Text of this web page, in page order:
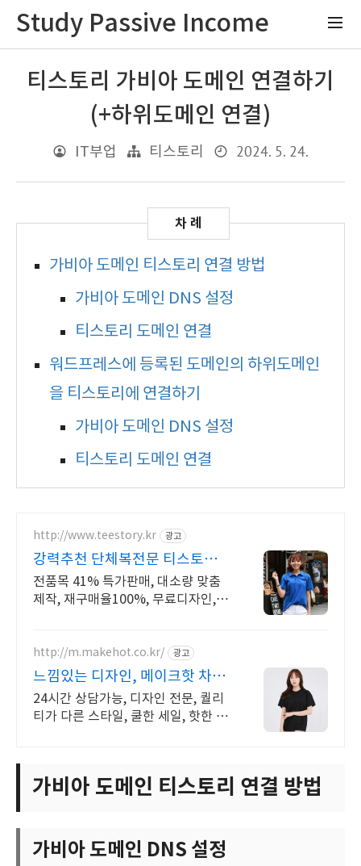
Study Passive Income
티스토리 가비아 도메인 연결하기
(+하위도메인 연결)
IT부업 티스토리 2024. 5. 24.
가비아 도메인 티스토리 연결 방법
가비아 도메인 DNS 설정
티스토리 도메인 연결
워드프레스에 등록된 도메인의 하위도메인
을 티스토리에 연결하기
가비아 도메인 DNS 설정
티스토리 도메인 연결
http://www.teestory.kr 광고
강력추천 단체복전문 티스토리
전품목 41% 특가세일
전품목 41% 특가판매, 대소량 맞춤
제작, 재구매율100%, 무료디자인, 신
http://m.makehot.co.kr/ 광고
느낌있는 디자인, 메이크핫 차별
화되고 세련된 디자인!
24시간 상담가능, 디자인 전문, 퀄리
티가 다른 스타일, 쿨한 세일, 핫한 디
가비아 도메인 티스토리 연결 방법
가비아 도메인 DNS 설정